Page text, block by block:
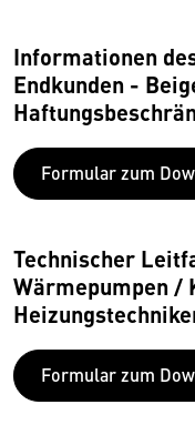
Informationen
Endkunden -
Formular zum
Technischer
Wärmepumpen
Formular zum